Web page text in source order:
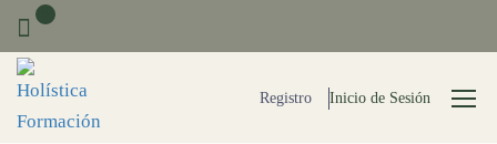
Registro Inicio de Sesión